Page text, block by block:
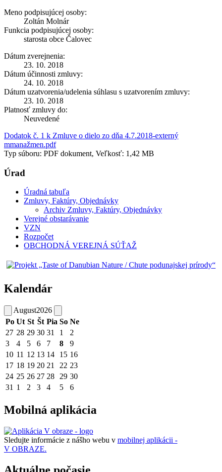
Meno podpisujúcej osoby:
Zoltán Molnár
Funkcia podpisujúcej osoby:
starosta obce Čalovec
Dátum zverejnenia:
23. 10. 2018
Dátum účinnosti zmluvy:
24. 10. 2018
Dátum uzatvorenia/udelenia súhlasu s uzatvorením zmluvy:
23. 10. 2018
Platnosť zmluvy do:
Neuvedené
Dodatok č. 1 k Zmluve o dielo zo dňa 4.7.2018-externý
mmanažmen.pdf
Typ súboru: PDF dokument, Veľkosť: 1,42 MB
Úrad
Úradná tabuľa
Zmluvy, Faktúry, Objednávky
Archiv Zmluvy, Faktúry, Objednávky
Verejné obstarávanie
VZN
Rozpočet
OBCHODNÁ VEREJNÁ SÚŤAŽ
Kalendár
August2026
Po Ut St Št Pia So Ne
27 28 29 30 31 1
2
3
4 5 6 7 8
9
10 11 12 13 14 15 16
17 18 19 20 21 22 23
24 25 26 27 28 29 30
31 1 2 3 4 5 6
Mobilná aplikácia
Sledujte informácie z nášho webu v mobilnej aplikácii -
V OBRAZE.